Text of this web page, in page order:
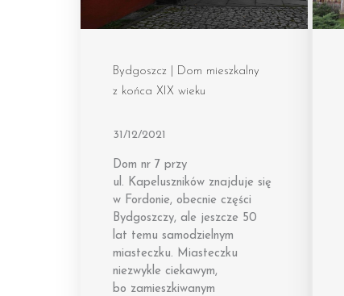
Bydgoszcz | Dom mieszkalny
z końca XIX wieku
31/12/2021
Dom nr 7 przy
ul. Kapeluszników znajduje się
w Fordonie, obecnie części
Bydgoszczy, ale jeszcze 50
lat temu samodzielnym
miasteczku. Miasteczku
niezwykle ciekawym,
bo zamieszkiwanym